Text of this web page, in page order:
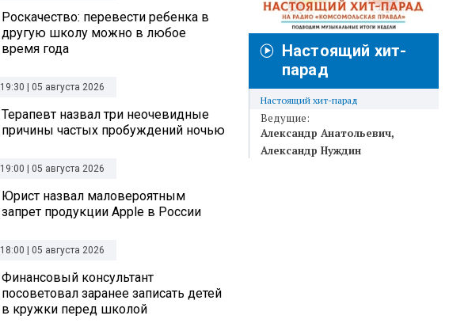
Роскачество: перевести ребенка в
другую школу можно в любое
время года
19:30 | 05 августа 2026
Терапевт назвал три неочевидные
причины частых пробуждений ночью
19:00 | 05 августа 2026
Юрист назвал маловероятным
запрет продукции Apple в России
18:00 | 05 августа 2026
Финансовый консультант
посоветовал заранее записать детей
в кружки перед школой
Настоящий хит-
парад
Настоящий хит-парад
Ведущие:
Александр Анатольевич
Александр Нуждин